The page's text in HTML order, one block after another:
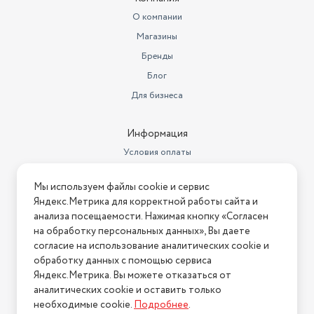
нет
EVC-4512
50
пылесборника
500
Мощность всасывания
500
Количество насадок
Страна производства
Китай
зеленый
Напряжение
220 В
О компании
Магазины
Бренды
Блог
Для бизнеса
Информация
Условия оплаты
Условия возврата
Нашли ошибку на сайте? Напишите нам
2026 © Интернет-магазин "АстМаркет". У нас есть всё!
Политика конфиденциальности
Мы используем файлы cookie и сервис
Яндекс.Метрика для корректной работы сайта и
анализа посещаемости. Нажимая кнопку «Согласен
на обработку персональных данных», Вы даете
согласие на использование аналитических cookie и
обработку данных с помощью сервиса
Яндекс.Метрика. Вы можете отказаться от
аналитических cookie и оставить только
необходимые cookie.Подробнее.